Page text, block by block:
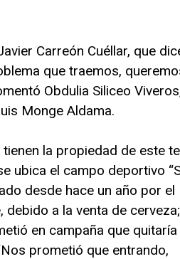
Carreón Cuéllar, que
que traemos,
Obdulia Siliceo
Monge Aldama.
la propiedad de este
ubica el campo deportivo
desde hace un año por el
debido a la venta de
en campaña que
prometió que entrando,